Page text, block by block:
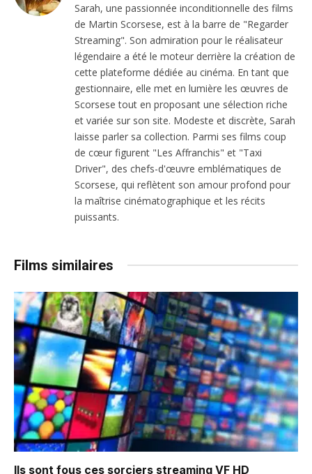
Sarah, une passionnée inconditionnelle des films
de Martin Scorsese, est à la barre de "Regarder
Streaming". Son admiration pour le réalisateur
légendaire a été le moteur derrière la création de
cette plateforme dédiée au cinéma. En tant que
gestionnaire, elle met en lumière les œuvres de
Scorsese tout en proposant une sélection riche
et variée sur son site. Modeste et discrète, Sarah
laisse parler sa collection. Parmi ses films coup
de cœur figurent "Les Affranchis" et "Taxi
Driver", des chefs-d'œuvre emblématiques de
Scorsese, qui reflètent son amour profond pour
la maîtrise cinématographique et les récits
puissants.
Films similaires
Ils sont fous ces sorciers streaming VF HD